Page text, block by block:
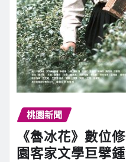
桃園新聞
《魯冰花》數位
園客家文學巨擘